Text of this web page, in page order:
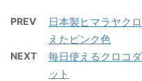
PREV
日本製ヒマラヤク
えたピンク色
NEXT
毎日使えるクロコ
ット